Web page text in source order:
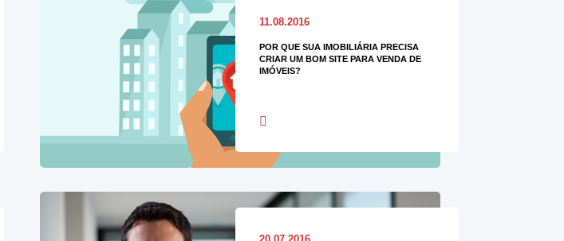
11.08.2016
POR QUE SUA IMOBILIÁRIA PRECISA
CRIAR UM BOM SITE PARA VENDA DE
IMÓVEIS?